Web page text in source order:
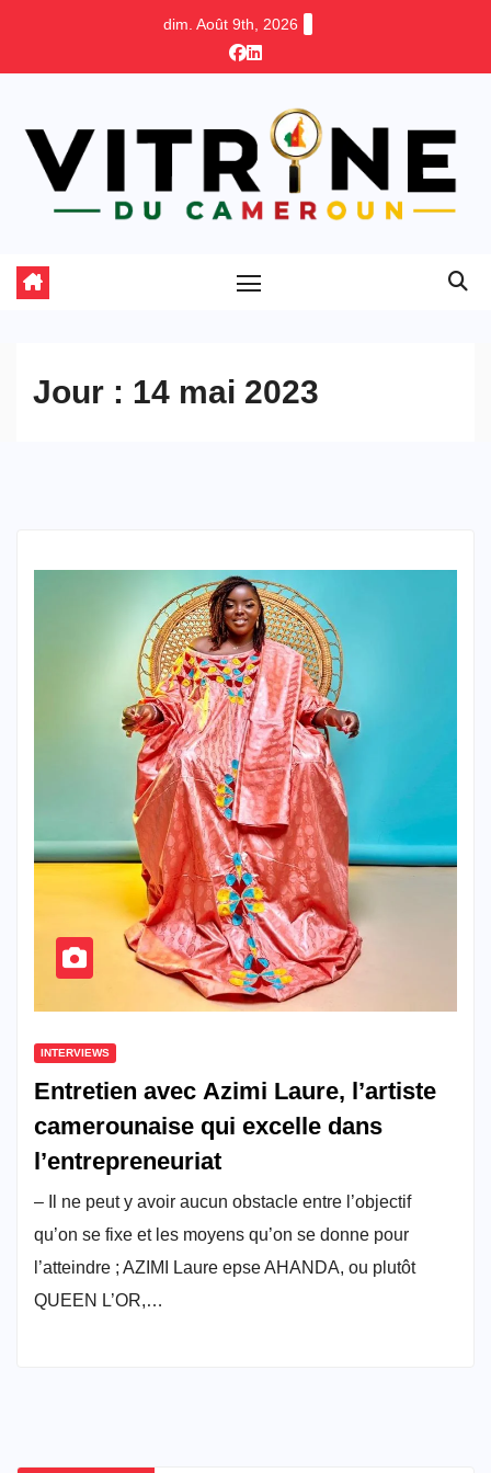
dim. Août 9th, 2026
Jour : 14 mai 2023
INTERVIEWS
Entretien avec Azimi Laure, l’artiste
camerounaise qui excelle dans
l’entrepreneuriat
– Il ne peut y avoir aucun obstacle entre l’objectif
qu’on se fixe et les moyens qu’on se donne pour
l’atteindre ; AZIMI Laure epse AHANDA, ou plutôt
QUEEN L’OR,…